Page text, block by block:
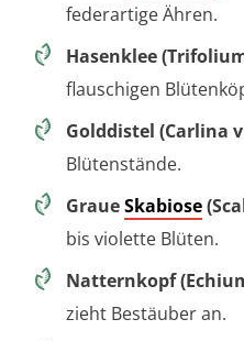
federartige Ähren.
Hasenklee
flauschigen
Golddistel (Carlina
Blütenstände.
GraueSkabiose
bis violette Blüten.
Natternkopf
zieht Bestäuber an.